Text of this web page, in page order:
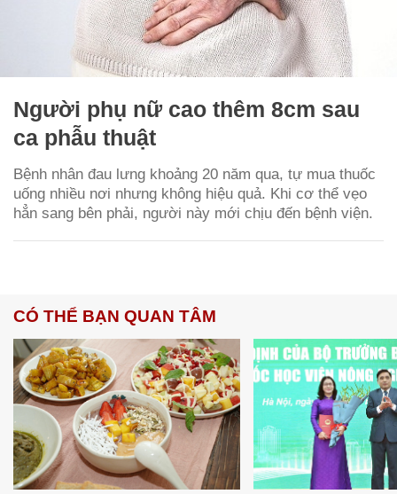
Người phụ nữ cao thêm 8cm sau
ca phẫu thuật
Bệnh nhân đau lưng khoảng 20 năm qua, tự mua thuốc
uống nhiều nơi nhưng không hiệu quả. Khi cơ thể vẹo
hẳn sang bên phải, người này mới chịu đến bệnh viện.
CÓ THỂ BẠN QUAN TÂM